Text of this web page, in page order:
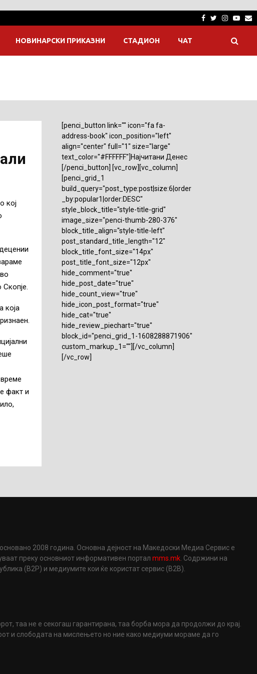
Facebook
Twitter
НОВИНАРСКИ ПРИКАЗНИ СТАДИОН ЧАТ
кој
која
факт и
[penci_button link="" icon="fa fa-
address-book" icon_position="left"
align="center" full="1" size="large"
text_color="#FFFFFF"]Најчитани Денес
[/penci_button] [vc_row][vc_column]
[penci_grid_1
build_query="post_type:post|size:6|order
_by:popular1|order:DESC"
style_block_title="style-title-grid"
image_size="penci-thumb-280-376"
block_title_align="style-title-left"
post_standard_title_length="12"
block_title_font_size="14px"
post_title_font_size="12px"
hide_comment="true"
hide_post_date="true"
hide_count_view="true"
hide_icon_post_format="true"
hide_cat="true"
hide_review_piechart="true"
block_id="penci_grid_1-1608288871906"
custom_markup_1=""][/vc_column]
[/vc_row]
2008 година. Основна дејност на Македоски Медиа Сервис е
преку основниот информативен порталmms.mk. Содржини на
(B2P) и медиумите кои ќе користат сервис (B2B).
таа не е секогаш гарантирана, таа борба мора да продолжи до крај.
и слободата на мислењето но ние како медиуми мораме да го